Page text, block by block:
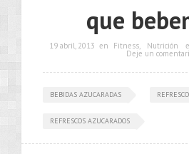
que
19 abril, 2013 en Fitness Nutrición
Deje un
BEBIDAS AZUCARADAS
REFRESCOS AZUCARADOS